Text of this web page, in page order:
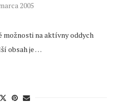
2005
možnosti na aktívny oddych
obsah je …